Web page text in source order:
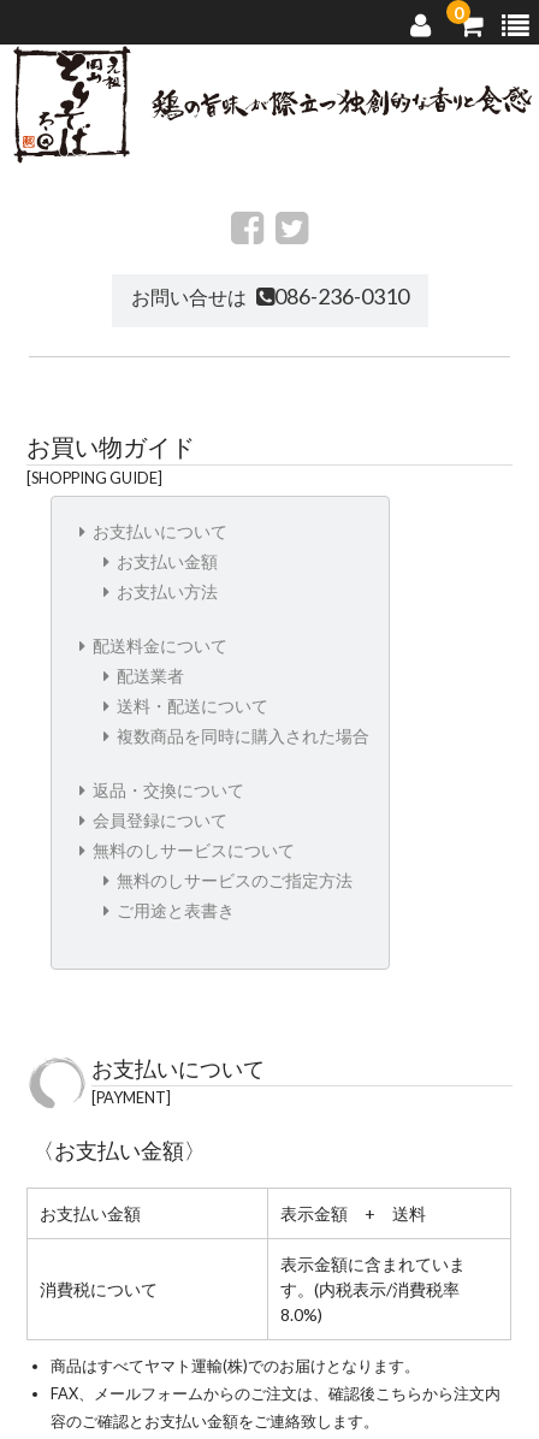
0
お問い合せは 086-236-0310
お買い物ガイド
SHOPPING GUIDE
お支払いについて
お支払い金額
お支払い方法
配送料金について
配送業者
送料・配送について
複数商品を同時に購入された場合
返品・交換について
会員登録について
無料のしサービスについて
無料のしサービスのご指定方法
ご用途と表書き
お支払いについて
PAYMENT
〈お支払い金額〉
お支払い金額 表示金額 + 送料
消費税について
表示金額に含まれていま
す。(内税表示/消費税率
8.0%)
商品はすべてヤマト運輸(株)でのお届けとなります。
FAX、メールフォームからのご注文は、確認後こちらから注文内
容のご確認とお支払い金額をご連絡致します。